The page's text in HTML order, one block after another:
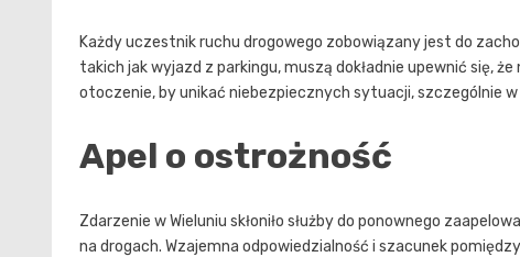
Każdy uczestnik ruchu drogowego zobowiązany jest do
takich jak wyjazd z parkingu, muszą dokładnie upewnić się,
otoczenie, by unikać niebezpiecznych sytuacji, szczególnie
Apel o ostrożność
Zdarzenie w Wieluniu skłoniło służby do ponownego
na drogach. Wzajemna odpowiedzialność i szacunek